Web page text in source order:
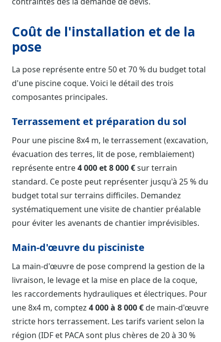
Coût de l'installation et de la
pose
La pose représente entre 50 et 70 % du budget total
d'une piscine coque. Voici le détail des trois
composantes principales.
Terrassement et préparation du sol
Pour une piscine 8x4 m, le terrassement (excavation,
évacuation des terres, lit de pose, remblaiement)
représente entre4 000 et 8 000 €sur terrain
standard. Ce poste peut représenter jusqu'à 25 % du
budget total sur terrains difficiles. Demandez
systématiquement une visite de chantier préalable
pour éviter les avenants de chantier imprévisibles.
Main-d'œuvre du pisciniste
La main-d'œuvre de pose comprend la gestion de la
livraison, le levage et la mise en place de la coque,
les raccordements hydrauliques et électriques. Pour
une 8x4 m, comptez 4 000 à 8 000 € de main-d'œuvre
stricte hors terrassement. Les tarifs varient selon la
région (IDF et PACA sont plus chères de 20 à 30 %